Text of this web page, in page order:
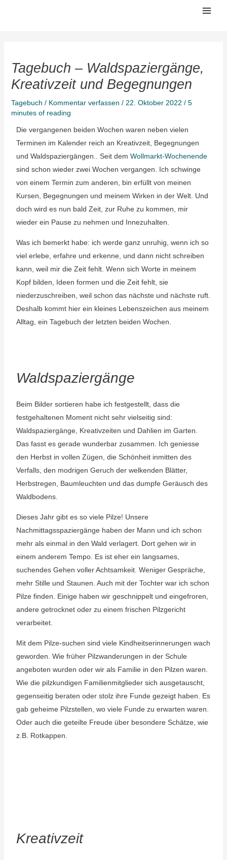
Tagebuch – Waldspaziergänge,
Kreativzeit und Begegnungen
Tagebuch / Kommentar verfassen / 22. Oktober 2022 / 5
minutes of reading
Die vergangenen beiden Wochen waren neben vielen
Terminen im Kalender reich an Kreativzeit, Begegnungen
und Waldspaziergängen.. Seit dem Wollmarkt-Wochenende
sind schon wieder zwei Wochen vergangen. Ich schwinge
von einem Termin zum anderen, bin erfüllt von meinen
Kursen, Begegnungen und meinem Wirken in der Welt. Und
doch wird es nun bald Zeit, zur Ruhe zu kommen, mir
wieder ein Pause zu nehmen und Innezuhalten.
Was ich bemerkt habe: ich werde ganz unruhig, wenn ich so
viel erlebe, erfahre und erkenne, und dann nicht schreiben
kann, weil mir die Zeit fehlt. Wenn sich Worte in meinem
Kopf bilden, Ideen formen und die Zeit fehlt, sie
niederzuschreiben, weil schon das nächste und nächste ruft.
Deshalb kommt hier ein kleines Lebenszeichen aus meinem
Alltag, ein Tagebuch der letzten beiden Wochen.
Waldspaziergänge
Beim Bilder sortieren habe ich festgestellt, dass die
festgehaltenen Moment nicht sehr vielseitig sind:
Waldspaziergänge, Kreativzeiten und Dahlien im Garten.
Das fasst es gerade wunderbar zusammen. Ich geniesse
den Herbst in vollen Zügen, die Schönheit inmitten des
Verfalls, den modrigen Geruch der welkenden Blätter,
Herbstregen, Baumleuchten und das dumpfe Geräusch des
Waldbodens.
Dieses Jahr gibt es so viele Pilze! Unsere
Nachmittagsspaziergänge haben der Mann und ich schon
mehr als einmal in den Wald verlagert. Dort gehen wir in
einem anderem Tempo. Es ist eher ein langsames,
suchendes Gehen voller Achtsamkeit. Weniger Gespräche,
mehr Stille und Staunen. Auch mit der Tochter war ich schon
Pilze finden. Einige haben wir geschnippelt und eingefroren,
andere getrocknet oder zu einem frischen Pilzgericht
verarbeitet.
Mit dem Pilze-suchen sind viele Kindheitserinnerungen wach
geworden. Wie früher Pilzwanderungen in der Schule
angeboten wurden oder wir als Familie in den Pilzen waren.
Wie die pilzkundigen Familienmitglieder sich ausgetauscht,
gegenseitig beraten oder stolz ihre Funde gezeigt haben. Es
gab geheime Pilzstellen, wo viele Funde zu erwarten waren.
Oder auch die geteilte Freude über besondere Schätze, wie
z.B. Rotkappen.
Kreativzeit